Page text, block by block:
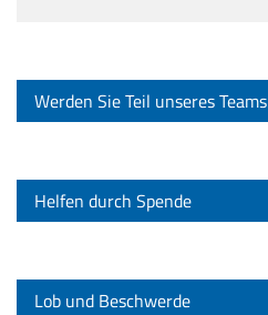
Werden Sie Teil unseres Teams
Helfen durch Spende
Lob und Beschwerde